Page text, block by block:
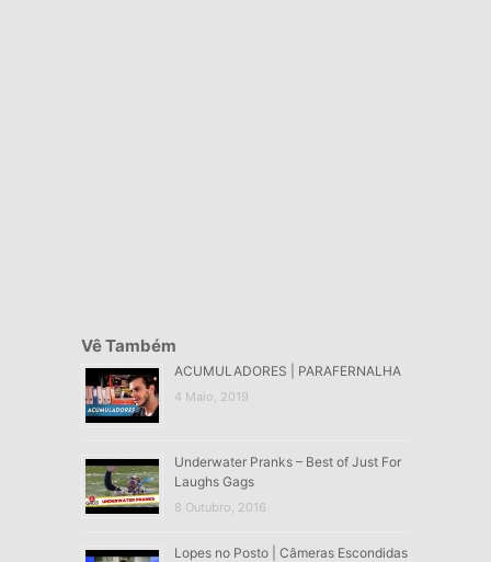
Vê Também
ACUMULADORES | PARAFERNALHA
4 Maio, 2019
Underwater Pranks – Best of Just For
Laughs Gags
8 Outubro, 2016
Lopes no Posto | Câmeras Escondidas